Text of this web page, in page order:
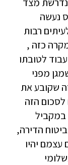
נעשה
רבות
כזה ,
לטובתו
מפני
שקובע את
הזה
הדירה,
יהיו